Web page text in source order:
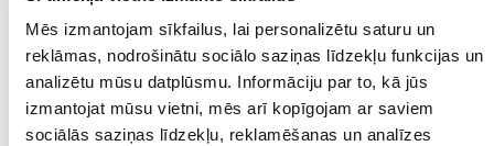
Mēs izmantojam sīkfailus, lai personalizētu saturu un
reklāmas, nodrošinātu sociālo saziņas līdzekļu funkcijas un
analizētu mūsu datplūsmu. Informāciju par to, kā jūs
izmantojat mūsu vietni, mēs arī kopīgojam ar saviem
sociālās saziņas līdzekļu, reklamēšanas un analīzes
ĪPAŠAS PRASĪBAS:
MĀJDZĪVNIEKA
12 mēnešu
Sastāvdaļas